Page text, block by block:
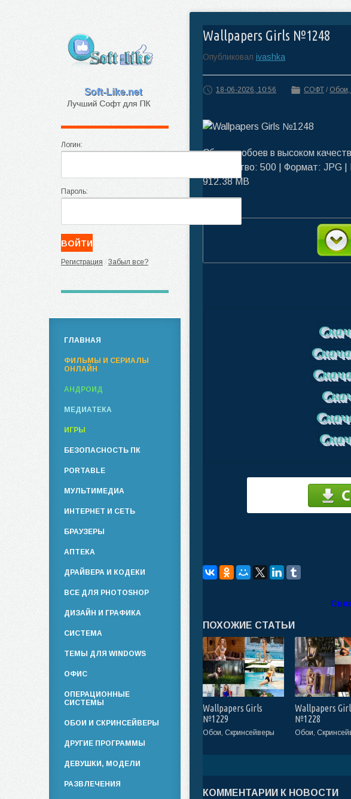
Wallpapers Girls №1248
Опубликовал ivashka
18-06-2026, 10:56 СОФТ / Обои,
Сборник обоев в высоком
Количество: 500 | Формат: JPG
912.38 MB
ПОХОЖИЕ СТАТЬИ
Wallpapers Girls
№1229
Обои, Скринсейверы
Wallpapers
№1228
Обои,
КОММЕНТАРИИ К НОВОСТИ
Логин:
Пароль:
Регистрация / Забыл все?
ГЛАВНАЯ
ФИЛЬМЫ И СЕРИАЛЫ
ОНЛАЙН
АНДРОИД
МЕДИАТЕКА
ИГРЫ
БЕЗОПАСНОСТЬ ПК
PORTABLE
МУЛЬТИМЕДИА
ИНТЕРНЕТ И СЕТЬ
БРАУЗЕРЫ
АПТЕКА
ДРАЙВЕРА И КОДЕКИ
ВСЕ ДЛЯ PHOTOSHOP
ДИЗАЙН И ГРАФИКА
СИСТЕМА
ТЕМЫ ДЛЯ WINDOWS
ОФИС
ОПЕРАЦИОННЫЕ
СИСТЕМЫ
ОБОИ И СКРИНСЕЙВЕРЫ
ДРУГИЕ ПРОГРАММЫ
ДЕВУШКИ, МОДЕЛИ
РАЗВЛЕЧЕНИЯ